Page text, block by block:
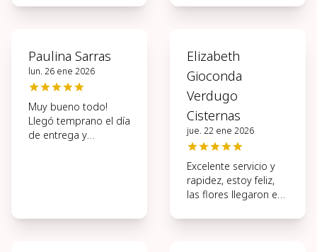
proceso.
Paulina Sarras
lun. 26 ene 2026
Muy bueno todo!
Llegó temprano el día
de entrega y
Elizabeth
Gioconda
Verdugo
Cisternas
jue. 22 ene 2026
Excelente servicio y
rapidez, estoy feliz,
las flores llegaron en
condiciones, muchas